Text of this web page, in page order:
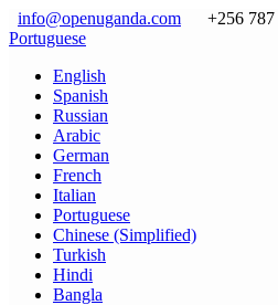
info@openuganda.com
+256
Portuguese
English
Spanish
Russian
Arabic
German
French
Italian
Portuguese
Chinese (Simplified)
Turkish
Hindi
Bangla